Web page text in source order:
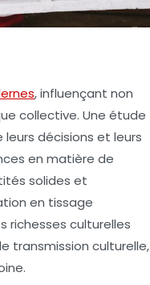
, influençant non
collective. Une étude
décisions et leurs
en matière de
solides et
en tissage
richesses culturelles
transmission culturelle,